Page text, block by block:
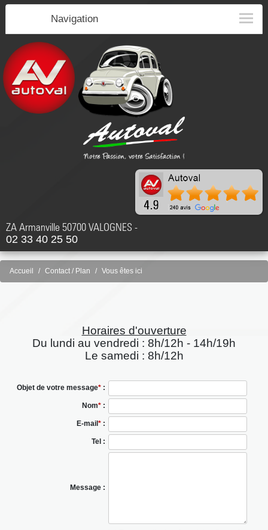
ZA Armanville 50700 VALOGNES -
02 33 40 25 50
Navigation
Accueil Contact / Plan Vous êtes ici
Horaires d'ouverture
Du lundi au vendredi : 8h/12h - 14h/19h
Le samedi : 8h/12h
Objet de votre message* :
Nom* :
E-mail * :
Tel :
Message :